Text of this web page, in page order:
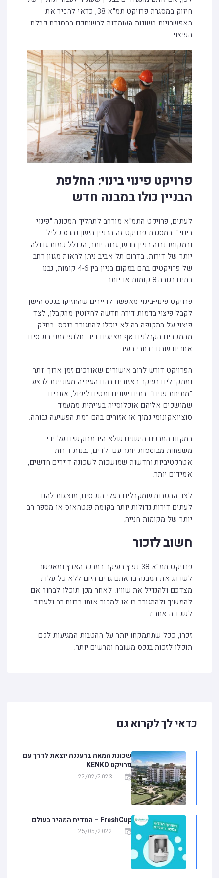
חיזוק במסגרת פרויקט תמ"א 38, כדאי להכיר את
האפשרויות השונות העומדות לרשותכם במסגרת קבלת
הפיצוי.
פרויקט פינוי בינוי: החלפת
הבניין כולו במבנה חדש
לעתים, פרויקט התמ"א מורחב לתהליך המכונה "פינוי
בינוי". במסגרת פרויקט זה הבניין הישן נהרס כליל
ובמקומו נבנה בניין חדש, גבוה יותר, הכולל כמות גדולה
יותר של דירות. בדרום תל אביב ניתן לראות מגוון רחב
של פרויקטים בהם במקום בניין בין 4-6 קומות, נבנו
בתים בגובה 8 קומות או יותר.
פרויקט פינוי-בינוי מאפשר לדיירים שהחזיקו בנכס הישן
לקבל פיצוי בדמות דירה חדשה לחלוטין מהקבלן, לצד
פיצוי על התקופה בה לא יוכלו להתגורר בנכס. בחלק
מהמקרים הקבלנים אף מציעים דיור חלופי זמני בנכסים
אחרים שבנו ברחבי העיר.
הפרויקט דורש לרוב אישורים שאורכים זמן ארוך יותר
ומתקבלים בעיקר באזורים בהם העיריה מעוניינת לבצע
"מתיחת פנים". בתים ישנים ומטים ליפול, אזורים
שמושכים אליהם אוכלוסייה בעייתית ממעמד
סוציואקונומי נמוך או אזורים בהם רמת הפשיעה גבוהה.
במקום המבנים הישנים שלא היו מבוקשים על ידי
משפחות מבוססות יותר עם ילדים, נבנות דירות
אטרקטיביות וחדשות שמושכות לשכונה דיירים חדשים,
אמידים יותר.
לצד ההטבות שמקבלים בעלי הנכסים, מוצעות להם
לעתים דירות גדולות יותר בקומת פנטהאוס או מספר רב
יותר של מקומות חנייה.
חשוב לזכור
פרויקט תמ"א 38 נפוץ בעיקר במרכז הארץ ומאפשר
לשדרג את המבנה בו אתם גרים היום ללא כל עלות
מצדכם ולהגדיל את שוויו. לאחר מכן תוכלו לבחור אם
להמשיך ולהתגורר בו או למכור אותו ברווח רב ולעבור
לשכונה אחרת.
זכרו, ככל שתתמקחו יותר על ההטבות המגיעות לכם –
תוכלו לזכות בנכס משובח ומרשים יותר.
כדאי לך לקרוא גם
שכונת המאה ברעננה יוצאת לדרך עם
פרויקט KENKO
22/02/2023
FreshCup – המדיח המהיר בעולם
25/05/2022